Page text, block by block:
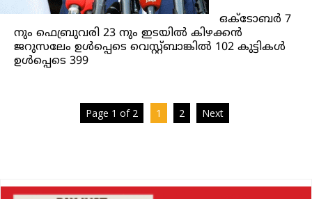
ഒക്‌ടോബർ 7
നും ഫെബ്രുവരി 23 നും ഇടയിൽ കിഴക്കൻ
ജറുസലേം ഉൾപ്പെടെ വെസ്റ്റ്ബാങ്കിൽ 102 കുട്ടികൾ
ഉൾപ്പെടെ 399
Page 1 of 2 1 2 Next